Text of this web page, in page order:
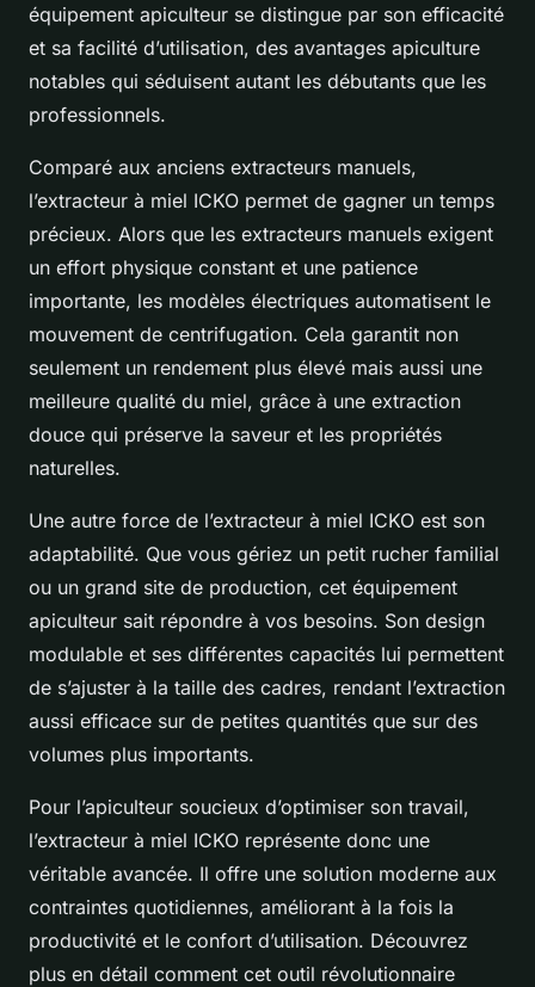
équipement apiculteur se distingue par son efficacité
et sa facilité d’utilisation, des avantages apiculture
notables qui séduisent autant les débutants que les
professionnels.
Comparé aux anciens extracteurs manuels,
l’extracteur à miel ICKO permet de gagner un temps
précieux. Alors que les extracteurs manuels exigent
un effort physique constant et une patience
importante, les modèles électriques automatisent le
mouvement de centrifugation. Cela garantit non
seulement un rendement plus élevé mais aussi une
meilleure qualité du miel, grâce à une extraction
douce qui préserve la saveur et les propriétés
naturelles.
Une autre force de l’extracteur à miel ICKO est son
adaptabilité. Que vous gériez un petit rucher familial
ou un grand site de production, cet équipement
apiculteur sait répondre à vos besoins. Son design
modulable et ses différentes capacités lui permettent
de s’ajuster à la taille des cadres, rendant l’extraction
aussi efficace sur de petites quantités que sur des
volumes plus importants.
Pour l’apiculteur soucieux d’optimiser son travail,
l’extracteur à miel ICKO représente donc une
véritable avancée. Il offre une solution moderne aux
contraintes quotidiennes, améliorant à la fois la
productivité et le confort d’utilisation. Découvrez
plus en détail comment cet outil révolutionnaire